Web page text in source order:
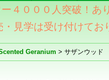
４０００人突破！あ
見学は受け付けてお
Geranium > サザンウッ